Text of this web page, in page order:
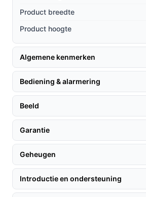
Wat maakt de EZVIZ TY1 uniek in
modellen biedt de TY1 een 360
ruimte kunt bewaken.
Gebruiksvriendelijke app:De
eenvoudig om uw camera in te
bedienen, wat de installatie en
gebruik verlicht.
Geavanceerde
de camera in slaapstand te
verzekerd van uw privacy
Gebruik & praktische tips
Product breedte
Product hoogte
Algemene kenmerken
Bediening & alarmering
Beeld
Garantie
Geheugen
Introductie en ondersteuning